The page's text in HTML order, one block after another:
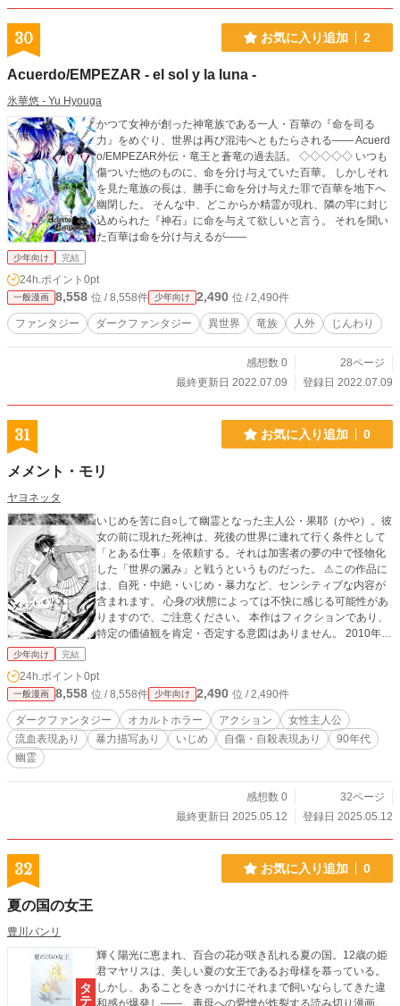
30 お気に入り追加 2
Acuerdo/EMPEZAR - el sol y la luna -
氷華悠 - Yu Hyouga
かつて女神が創った神竜族である一人・百華の『命を司る
力』をめぐり、世界は再び混沌へともたらされる―― Acuerd
o/EMPEZAR外伝・竜王と蒼竜の過去話。 ◇◇◇◇◇ いつも
傷ついた他のものに、命を分け与えていた百華。 しかしそれ
を見た竜族の長は、勝手に命を分け与えた罪で百華を地下へ
幽閉した。 そんな中、どこからか精霊が現れ、隣の牢に封じ
込められた『神石』に命を与えて欲しいと言う。 それを聞い
た百華は命を分け与えるが――
少年向け 完結
24h.ポイント 0pt
一般漫画 8,558 位 / 8,558件 少年向け 2,490 位 / 2,490件
ファンタジー ダークファンタジー 異世界 竜族 人外 じんわり
感想数 0
28ページ
最終更新日 2022.07.09
登録日 2022.07.09
31 お気に入り追加 0
メメント・モリ
ヤヨネッタ
いじめを苦に自○して幽霊となった主人公・果耶（かや）。彼
女の前に現れた死神は、死後の世界に連れて行く条件として
「とある仕事」を依頼する。それは加害者の夢の中で怪物化
した「世界の澱み」と戦うというものだった。 ⚠この作品に
は、自死・中絶・いじめ・暴力など、センシティブな内容が
含まれます。 心身の状態によっては不快に感じる可能性があ
りますので、ご注意ください。 本作はフィクションであり、
特定の価値観を肯定・否定する意図はありません。 2010年5
す。
少年向け 完結
24h.ポイント 0pt
一般漫画 8,558 位 / 8,558件 少年向け 2,490 位 / 2,490件
ダークファンタジー オカルトホラー アクション
女性主人公
流血表現あり
暴力描写あり いじめ 自傷・自殺表現あり
90年代
幽霊
感想数 0
32ページ
最終更新日 2025.05.12
登録日 2025.05.12
32 お気に入り追加 0
夏の国の女王
豊川バンリ
輝く陽光に恵まれ、百合の花が咲き乱れる夏の国。12歳の姫
君マヤリスは、美しい夏の女王であるお母様を慕っている。
しかし、あることをきっかけにそれまで飼いならしてきた違
和感が爆発し——。毒母への愛憎が炸裂する読み切り漫画。